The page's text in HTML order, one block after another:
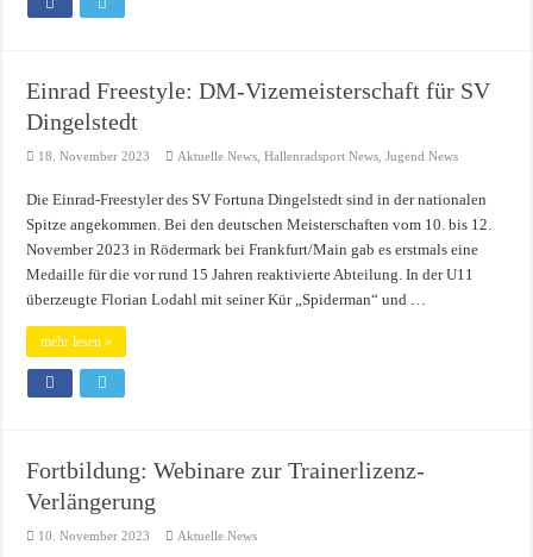
Einrad Freestyle: DM-Vizemeisterschaft für SV
Dingelstedt
18. November 2023 Aktuelle News ,Hallenradsport News ,Jugend News
Die Einrad-Freestyler des SV Fortuna Dingelstedt sind in der nationalen
Spitze angekommen. Bei den deutschen Meisterschaften vom 10. bis 12.
November 2023 in Rödermark bei Frankfurt/Main gab es erstmals eine
Medaille für die vor rund 15 Jahren reaktivierte Abteilung. In der U11
überzeugte Florian Lodahl mit seiner Kür „Spiderman“ und …
mehr lesen »
Fortbildung: Webinare zur Trainerlizenz-
Verlängerung
10. November 2023 Aktuelle News